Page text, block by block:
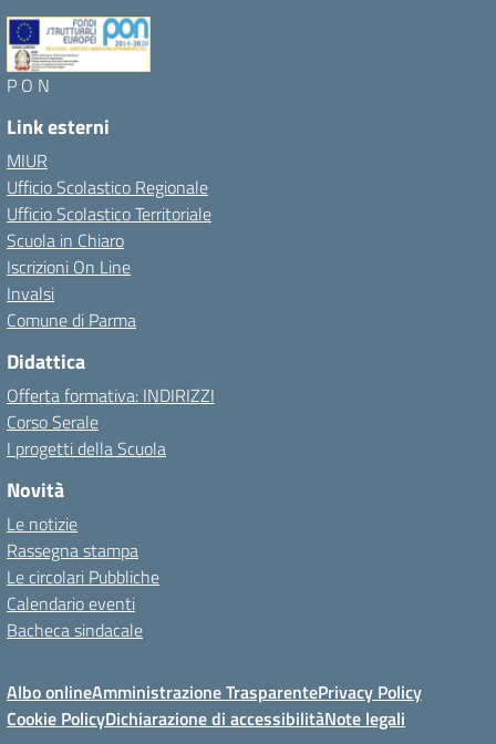
P O N
Link esterni
MIUR
Ufficio Scolastico Regionale
Ufficio Scolastico Territoriale
Scuola in Chiaro
Iscrizioni On Line
Invalsi
Comune di Parma
Didattica
Offerta formativa: INDIRIZZI
Corso Serale
I progetti della Scuola
Novità
Le notizie
Rassegna stampa
Le circolari Pubbliche
Calendario eventi
Bacheca sindacale
Albo onlineAmministrazione TrasparentePrivacy Policy
Cookie PolicyDichiarazione di accessibilitàNote legali